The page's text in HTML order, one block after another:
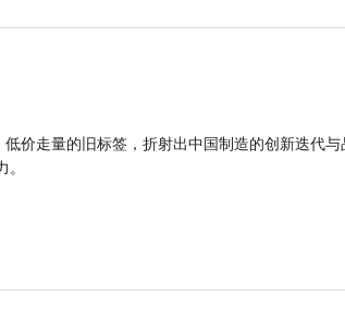
价走量的旧标签，折射出中国制造的创新迭代与